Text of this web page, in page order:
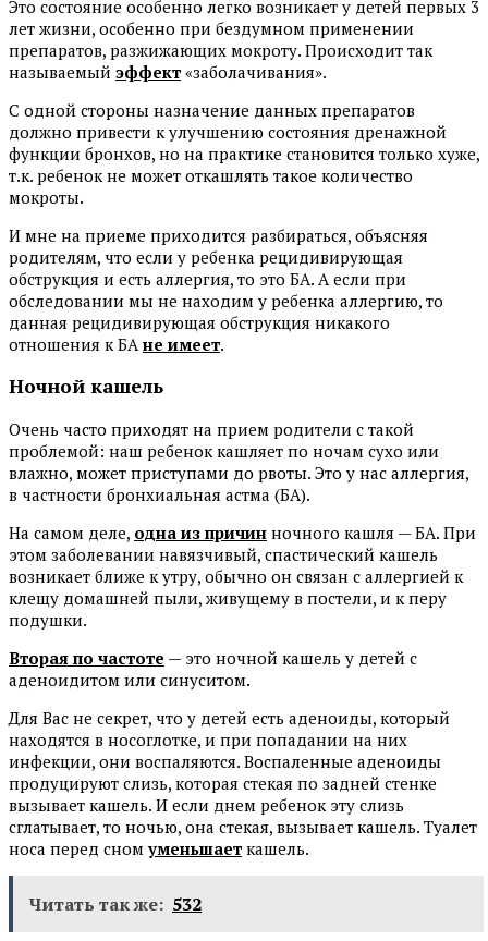
Это состояние особенно легко возникает у детей первых 3
лет жизни, особенно при бездумном применении
препаратов, разжижающих мокроту. Происходит так
называемый эффект «заболачивания».
С одной стороны назначение данных препаратов
должно привести к улучшению состояния дренажной
функции бронхов, но на практике становится только хуже,
т.к. ребенок не может откашлять такое количество
мокроты.
И мне на приеме приходится разбираться, объясняя
родителям, что если у ребенка рецидивирующая
обструкция и есть аллергия, то это БА. А если при
обследовании мы не находим у ребенка аллергию, то
данная рецидивирующая обструкция никакого
отношения к БА не имеет.
Ночной кашель
Очень часто приходят на прием родители с такой
проблемой: наш ребенок кашляет по ночам сухо или
влажно, может приступами до рвоты. Это у нас аллергия,
в частности бронхиальная астма (БА).
На самом деле, одна из причин ночного кашля — БА. При
этом заболевании навязчивый, спастический кашель
возникает ближе к утру, обычно он связан с аллергией к
клещу домашней пыли, живущему в постели, и к перу
подушки.
Вторая по частоте — это ночной кашель у детей с
аденоидитом или синуситом.
Для Вас не секрет, что у детей есть аденоиды, который
находятся в носоглотке, и при попадании на них
инфекции, они воспаляются. Воспаленные аденоиды
продуцируют слизь, которая стекая по задней стенке
вызывает кашель. И если днем ребенок эту слизь
сглатывает, то ночью, она стекая, вызывает кашель. Туалет
носа перед сномуменьшает кашель.
Читать так же: 532